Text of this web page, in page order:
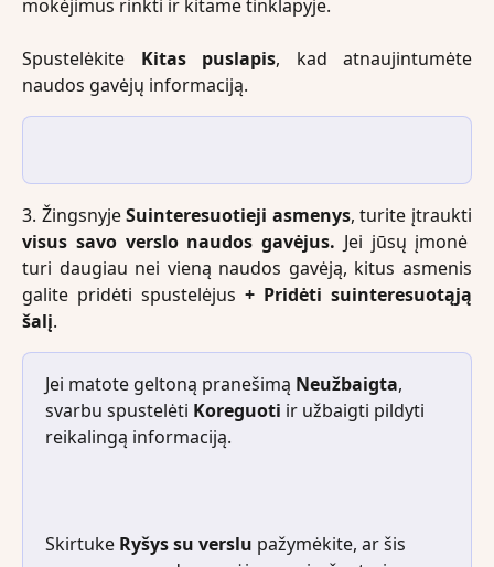
mokėjimus rinkti ir kitame tinklapyje.
Spustelėkite Kitas puslapis, kad atnaujintumėte
naudos gavėjų informaciją.
3. ŽingsnyjeSuinteresuotieji asmenys, turite įtraukti
visus savo verslo naudos gavėjus. Jei jūsų įmonė
turi daugiau nei vieną naudos gavėją, kitus asmenis
galite pridėti spustelėjus + Pridėti suinteresuotąją
šalį.
Jei matote geltoną pranešimą Neužbaigta,
svarbu spustelėti Koreguoti ir užbaigti pildyti
reikalingą informaciją.
Skirtuke Ryšys su verslu pažymėkite, ar šis